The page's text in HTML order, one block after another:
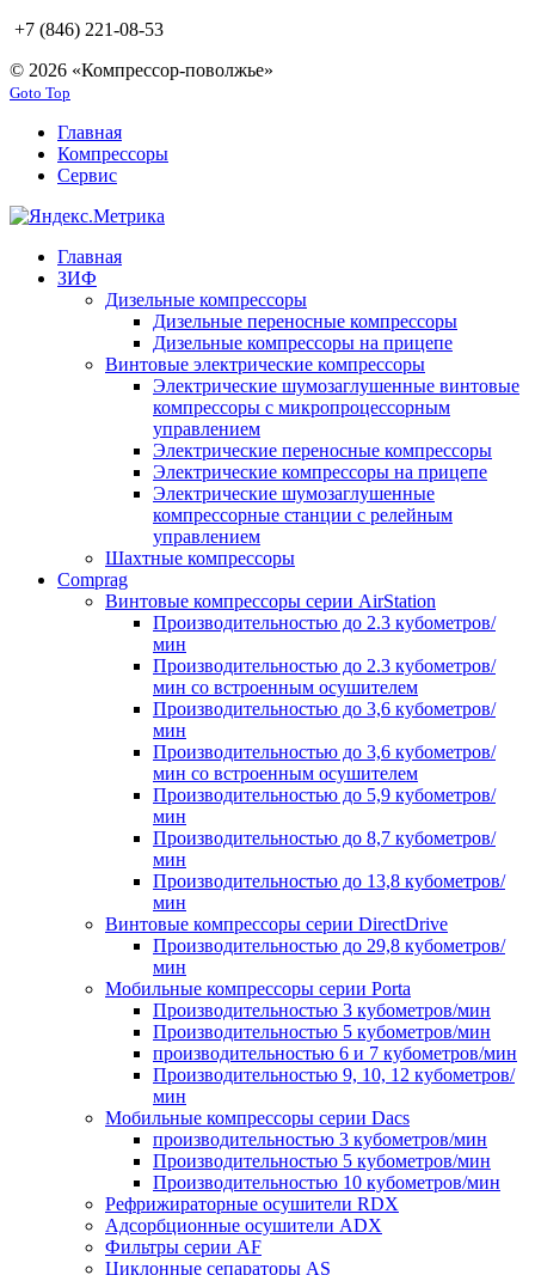
+7 (846) 221-08-53
© 2026 «Компрессор-поволжье»
Goto Top
Главная
Компрессоры
Сервис
Главная
ЗИФ
Дизельные компрессоры
Дизельные переносные компрессоры
Дизельные компрессоры на прицепе
Винтовые электрические компрессоры
Электрические шумозаглушенные винтовые
компрессоры с микропроцессорным
управлением
Электрические переносные компрессоры
Электрические компрессоры на прицепе
Электрические шумозаглушенные
компрессорные станции с релейным
управлением
Шахтные компрессоры
Comprag
Винтовые компрессоры серии AirStation
Производительностью до 2.3 кубометров/
мин
Производительностью до 2.3 кубометров/
мин cо встроенным осушителем
Производительностью до 3,6 кубометров/
мин
Производительностью до 3,6 кубометров/
мин со встроенным осушителем
Производительностью до 5,9 кубометров/
мин
Производительностью до 8,7 кубометров/
мин
Производительностью до 13,8 кубометров/
мин
Винтовые компрессоры серии DirectDrive
Производительностью до 29,8 кубометров/
мин
Мобильные компрессоры серии Porta
Производительностью 3 кубометров/мин
Производительностью 5 кубометров/мин
производительностью 6 и 7 кубометров/мин
Производительностью 9, 10, 12 кубометров/
мин
Мобильные компрессоры серии Dacs
производительностью 3 кубометров/мин
Производительностью 5 кубометров/мин
Производительностью 10 кубометров/мин
Рефрижираторные осушители RDX
Адсорбционные осушители ADX
Фильтры серии AF
Циклонные сепараторы AS